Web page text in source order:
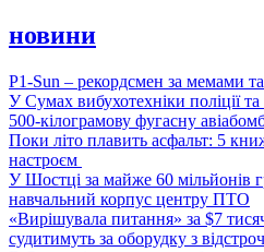
новини
P1-Sun – рекордсмен за мемами
У Сумах вибухотехніки поліції
500-кілограмову фугасну
Поки літо плавить асфальт: 5
настроєм
У Шостці за майже 60 мільйонів
навчальний корпус центру ПТО
«Вирішувала питання» за $7
судитимуть за оборудку з